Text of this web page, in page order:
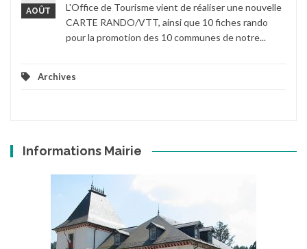
AOÛT
L'Office de Tourisme vient de réaliser une nouvelle
CARTE RANDO/VTT, ainsi que 10 fiches rando
pour la promotion des 10 communes de notre...
Archives
Informations Mairie